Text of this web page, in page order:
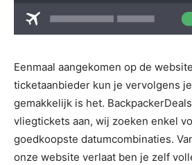
Eenmaal aangekomen op de
ticketaanbieder kun je vervolgens
gemakkelijk is het.
vliegtickets aan, wij zoeken enkel
goedkoopste datumcombinaties.
onze website verlaat ben je zelf